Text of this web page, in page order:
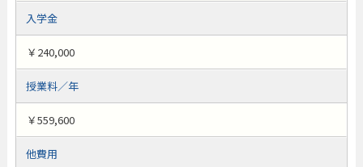
入学金
￥240,000
授業料／年
￥559,600
他費用